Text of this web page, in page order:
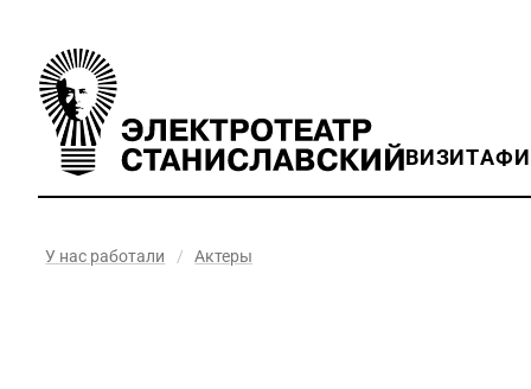
ВИЗИТ
У нас работали / Актеры